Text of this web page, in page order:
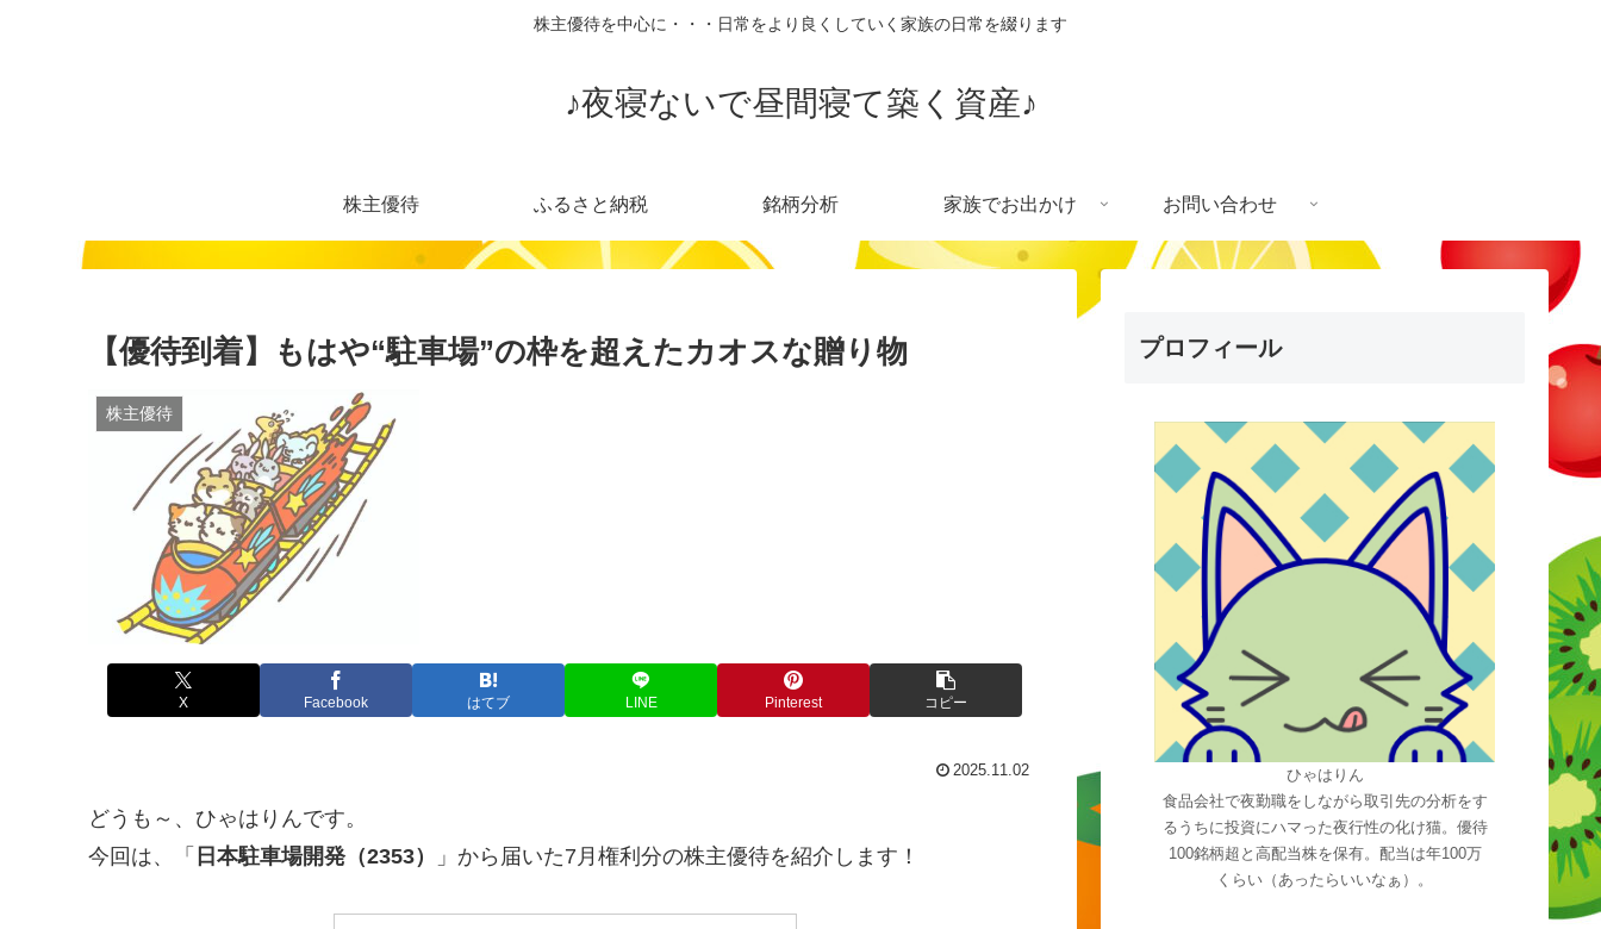
株主優待を中心に・・・日常をより良くしていく家族の日常を綴ります
♪夜寝ないで昼間寝て築く資産♪
株主優待 ふるさと納税 銘柄分析 家族でお出かけ お問い合わせ
【優待到着】もはや“駐車場”の枠を超えたカオスな贈り物
株主優待
X Facebook はてブ LINE Pinterest コピー
2025.11.02
どうも～、ひゃはりんです。
今回は、「 日本駐車場開発（2353） 」から届いた7月権利分の株主優待を紹介します！
プロフィール
ひゃはりん
食品会社で夜勤職をしながら取引先の分析をす
るうちに投資にハマった夜行性の化け猫。優待
100銘柄超と高配当株を保有。配当は年100万
くらい（あったらいいなぁ）。